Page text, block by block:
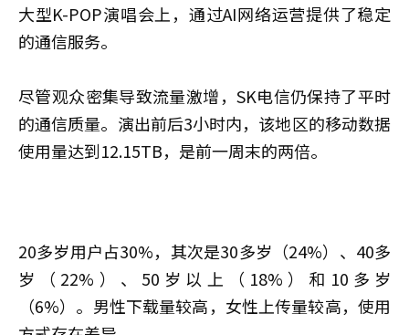
大型K-POP演唱会上，通过AI网络运营提供了稳定
的通信服务。
尽管观众密集导致流量激增，SK电信仍保持了平时
的通信质量。演出前后3小时内，该地区的移动数据
使用量达到12.15TB，是前一周末的两倍。
20多岁用户占30%，其次是30多岁（24%）、40多
岁（22%）、50岁以上（18%）和10多岁
（6%）。男性下载量较高，女性上传量较高，使用